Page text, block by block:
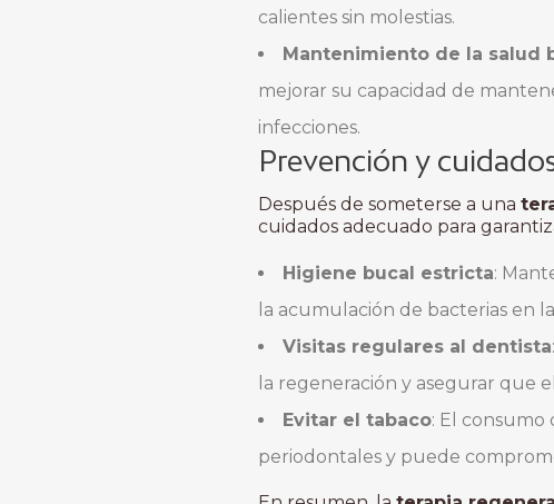
calientes sin molestias.
Mantenimiento de la salud
mejorar su capacidad de
infecciones.
Prevención y
Después de someterse a una
cuidados adecuado para
Higiene bucal estricta:
la acumulación de bacterias en
Visitas regulares al dentista
la regeneración y asegurar que
Evitar el tabaco: El consumo
periodontales y puede